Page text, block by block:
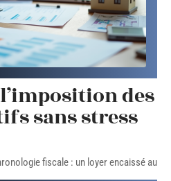
des
sans stress
fiscale : un loyer encaissé au